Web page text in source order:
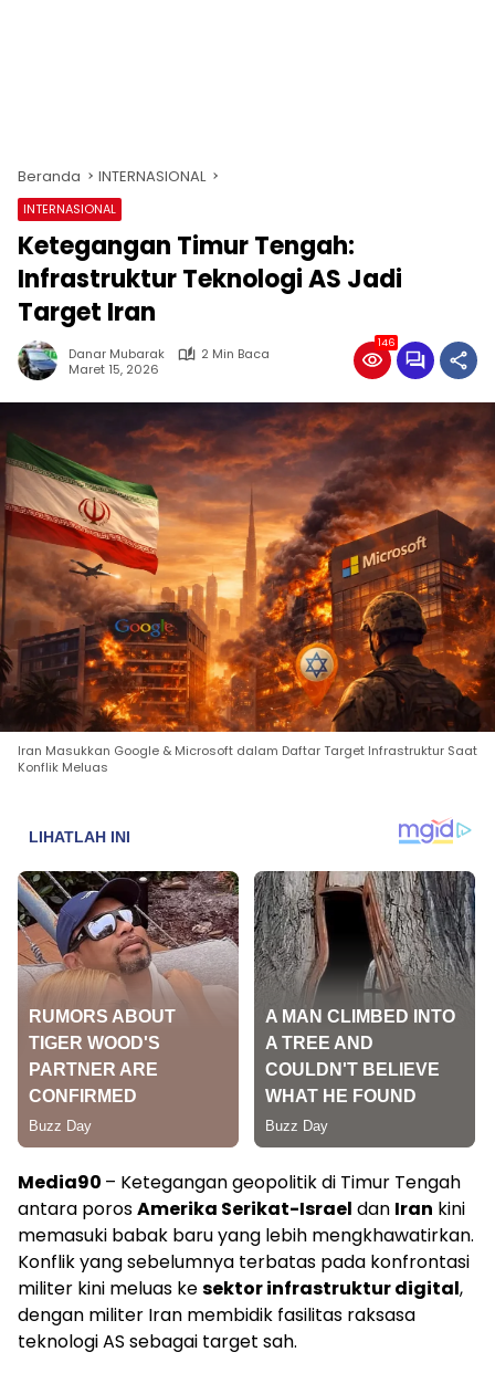
Beranda INTERNASIONAL
INTERNASIONAL
Ketegangan Timur Tengah:
Infrastruktur Teknologi AS Jadi
Target Iran
Danar Mubarak
2 Min Baca
Maret 15, 2026
146
Iran Masukkan Google & Microsoft dalam Daftar Target Infrastruktur Saat
Konflik Meluas
Media90 – Ketegangan geopolitik di Timur Tengah
antara porosAmerika Serikat-Israel dan Iran kini
memasuki babak baru yang lebih mengkhawatirkan.
Konflik yang sebelumnya terbatas pada konfrontasi
militer kini meluas kesektor infrastruktur digital,
dengan militer Iran membidik fasilitas raksasa
teknologi AS sebagai target sah.